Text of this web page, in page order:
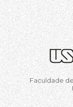
Faculdade